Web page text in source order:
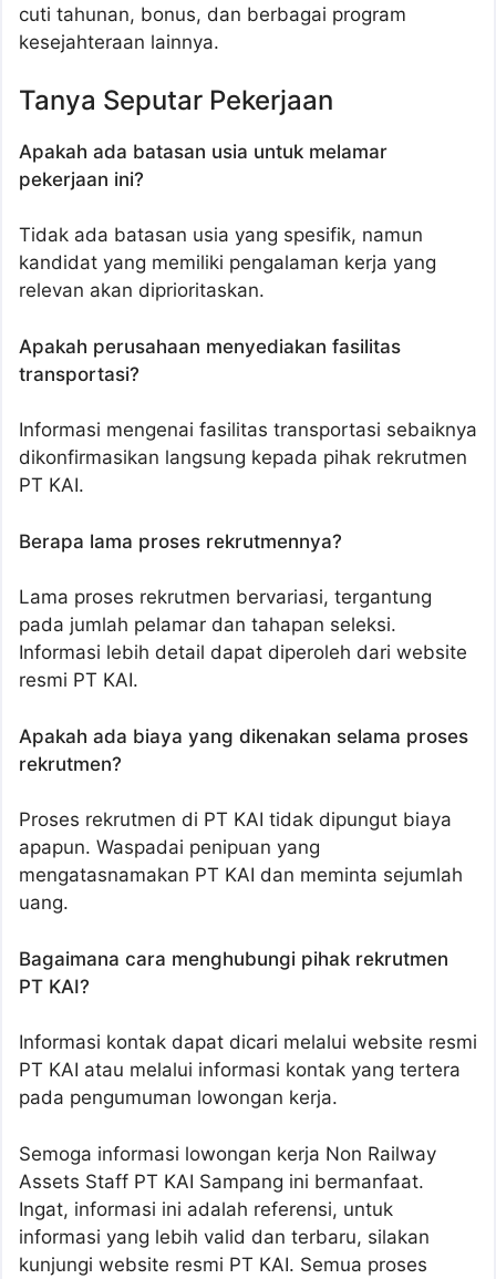
cuti tahunan, bonus, dan berbagai program
kesejahteraan lainnya.
Tanya Seputar Pekerjaan
Apakah ada batasan usia untuk melamar
pekerjaan ini?
Tidak ada batasan usia yang spesifik, namun
kandidat yang memiliki pengalaman kerja yang
relevan akan diprioritaskan.
Apakah perusahaan menyediakan fasilitas
transportasi?
Informasi mengenai fasilitas transportasi sebaiknya
dikonfirmasikan langsung kepada pihak rekrutmen
PT KAI.
Berapa lama proses rekrutmennya?
Lama proses rekrutmen bervariasi, tergantung
pada jumlah pelamar dan tahapan seleksi.
Informasi lebih detail dapat diperoleh dari website
resmi PT KAI.
Apakah ada biaya yang dikenakan selama proses
rekrutmen?
Proses rekrutmen di PT KAI tidak dipungut biaya
apapun. Waspadai penipuan yang
mengatasnamakan PT KAI dan meminta sejumlah
uang.
Bagaimana cara menghubungi pihak rekrutmen
PT KAI?
Informasi kontak dapat dicari melalui website resmi
PT KAI atau melalui informasi kontak yang tertera
pada pengumuman lowongan kerja.
Semoga informasi lowongan kerja Non Railway
Assets Staff PT KAI Sampang ini bermanfaat.
Ingat, informasi ini adalah referensi, untuk
informasi yang lebih valid dan terbaru, silakan
kunjungi website resmi PT KAI. Semua proses